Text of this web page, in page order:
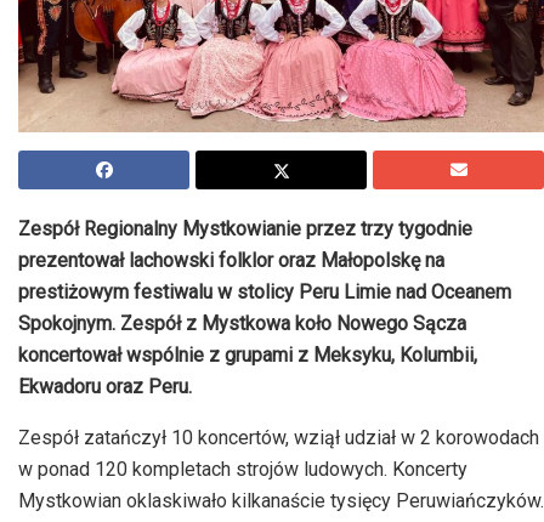
Zespół Regionalny Mystkowianie przez trzy tygodnie
prezentował lachowski folklor oraz Małopolskę na
prestiżowym festiwalu w stolicy Peru Limie nad Oceanem
Spokojnym. Zespół z Mystkowa koło Nowego Sącza
koncertował wspólnie z grupami z Meksyku, Kolumbii,
Ekwadoru oraz Peru.
Zespół zatańczył 10 koncertów, wziął udział w 2 korowodach
w ponad 120 kompletach strojów ludowych. Koncerty
Mystkowian oklaskiwało kilkanaście tysięcy Peruwiańczyków.